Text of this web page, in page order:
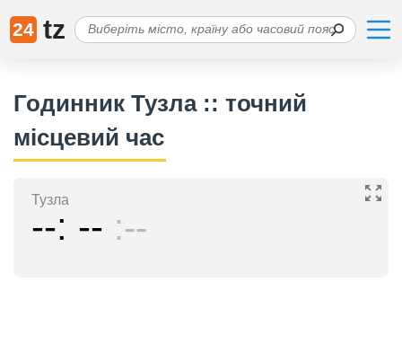
24 tz
Годинник Тузла :: точний
місцевий час
Тузла
-- -- --